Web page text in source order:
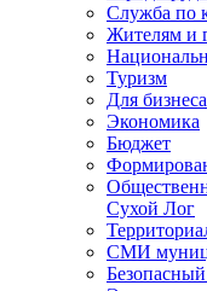
Служба по
Жителям и
Туризм
Для бизнеса
Экономика
Бюджет
Сухой Лог
СМИ